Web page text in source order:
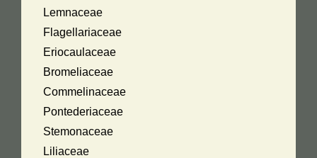
Lemnaceae
Flagellariaceae
Eriocaulaceae
Bromeliaceae
Commelinaceae
Pontederiaceae
Stemonaceae
Liliaceae